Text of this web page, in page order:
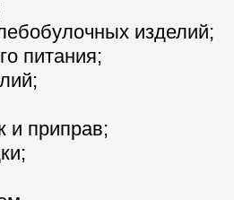
изделий;
питания;
и приправ;